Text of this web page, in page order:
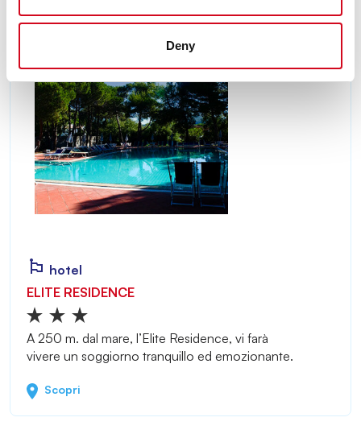
Deny
hotel
ELITE RESIDENCE
A 250 m. dal mare, l’Elite Residence, vi farà
vivere un soggiorno tranquillo ed emozionante.
Scopri